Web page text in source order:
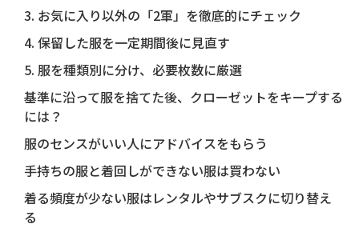
3. お気に入り以外の「2軍」を徹底的にチェック
4. 保留した服を一定期間後に見直す
5. 服を種類別に分け、必要枚数に厳選
基準に沿って服を捨てた後、クローゼットをキープする
には？
服のセンスがいい人にアドバイスをもらう
手持ちの服と着回しができない服は買わない
着る頻度が少ない服はレンタルやサブスクに切り替え
る